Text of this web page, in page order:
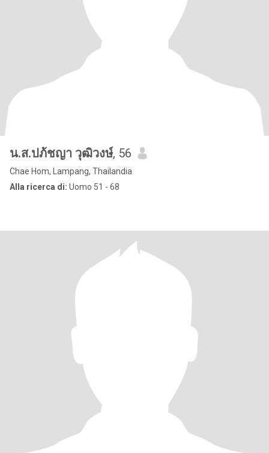
น.ส.ปภ้ชญา วุฒิวงษ์, 56
Chae Hom, Lampang, Thailandia
Alla ricerca di: Uomo 51 - 68